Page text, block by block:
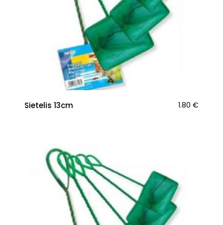
Sietelis 13cm 1.80 €